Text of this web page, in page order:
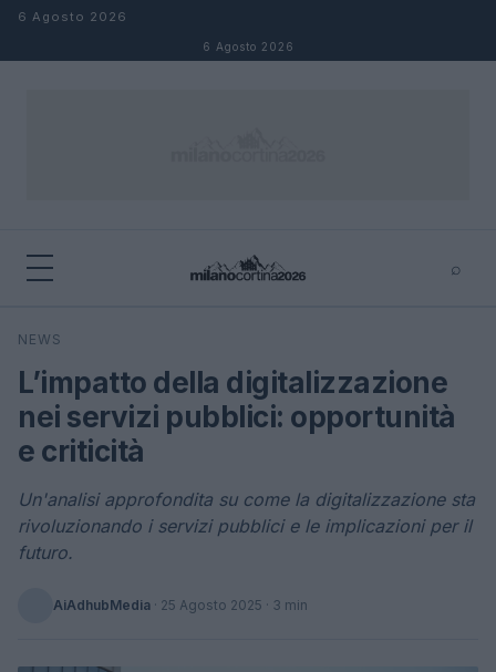
Salta al contenuto
6 Agosto 2026
6 Agosto 2026
⌕
Cerca
NEWS
L’impatto della digitalizzazione
nei servizi pubblici: opportunità
e criticità
Un'analisi approfondita su come la digitalizzazione sta
rivoluzionando i servizi pubblici e le implicazioni per il
futuro.
AiAdhubMedia · 25 Agosto 2025 · 3 min